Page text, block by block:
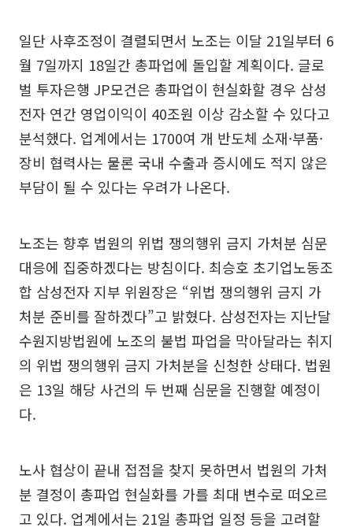
일단 사후조정이 결렬되면서 노조는 이달 21일부터 6
월 7일까지 18일간 총파업에 돌입할 계획이다. 글로
벌 투자은행 JP모건은 총파업이 현실화할 경우 삼성
전자 연간 영업이익이 40조원 이상 감소할 수 있다고
분석했다. 업계에서는 1700여 개 반도체 소재·부품·
장비 협력사는 물론 국내 수출과 증시에도 적지 않은
부담이 될 수 있다는 우려가 나온다.
노조는 향후 법원의 위법 쟁의행위 금지 가처분 심문
대응에 집중하겠다는 방침이다. 최승호 초기업노동조
합 삼성전자 지부 위원장은 “위법 쟁의행위 금지 가
처분 준비를 잘하겠다”고 밝혔다. 삼성전자는 지난달
수원지방법원에 노조의 불법 파업을 막아달라는 취지
의 위법 쟁의행위 금지 가처분을 신청한 상태다. 법원
은 13일 해당 사건의 두 번째 심문을 진행할 예정이
다.
노사 협상이 끝내 접점을 찾지 못하면서 법원의 가처
분 결정이 총파업 현실화를 가를 최대 변수로 떠오르
고 있다. 업계에서는 21일 총파업 일정 등을 고려할